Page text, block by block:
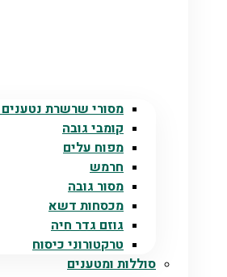
מסורי שרשרת
קומבי גובה
מפוח עלים
חרמש
מסור גובה
מכסחות דשא
גוזם גדר חיה
טרקטורוני כיסוח
סוללות ומטענים